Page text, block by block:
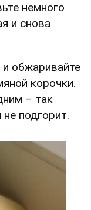
немного
и снова
и обжаривайте
корочки.
– так
подгорит.